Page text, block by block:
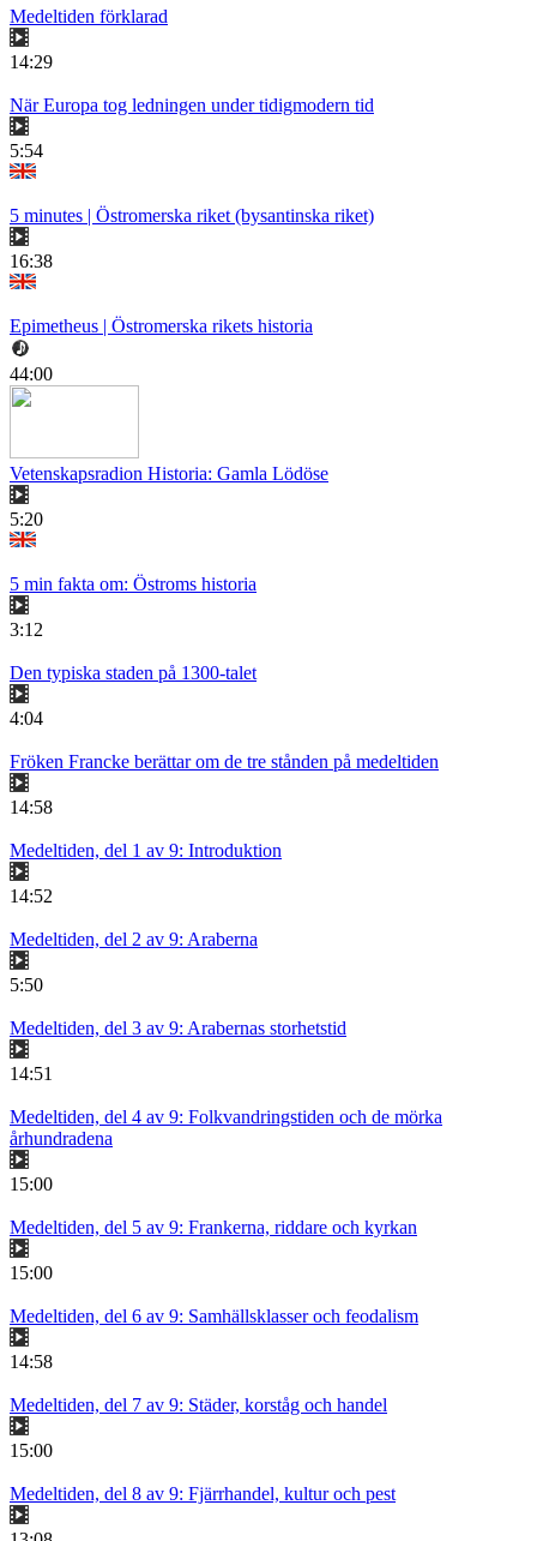
Medeltiden förklarad
14:29
När Europa tog ledningen under tidigmodern tid
5:54
5 minutes | Östromerska riket (bysantinska riket)
16:38
Epimetheus | Östromerska rikets historia
44:00
Vetenskapsradion Historia: Gamla Lödöse
5:20
5 min fakta om: Östroms historia
3:12
Den typiska staden på 1300-talet
4:04
Fröken Francke berättar om de tre stånden på medeltiden
14:58
Medeltiden, del 1 av 9: Introduktion
14:52
Medeltiden, del 2 av 9: Araberna
5:50
Medeltiden, del 3 av 9: Arabernas storhetstid
14:51
Medeltiden, del 4 av 9: Folkvandringstiden och de mörka
århundradena
15:00
Medeltiden, del 5 av 9: Frankerna, riddare och kyrkan
15:00
Medeltiden, del 6 av 9: Samhällsklasser och feodalism
14:58
Medeltiden, del 7 av 9: Städer, korståg och handel
15:00
Medeltiden, del 8 av 9: Fjärrhandel, kultur och pest